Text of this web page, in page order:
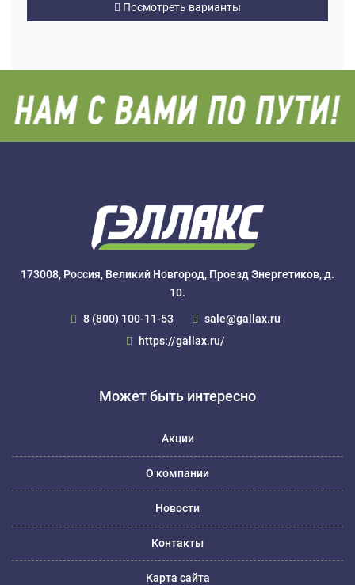
Посмотреть варианты
173008, Россия, Великий Новгород, Проезд Энергетиков, д.
10.
8 (800) 100-11-53
sale@gallax.ru
https://gallax.ru/
Может быть интересно
Акции
О компании
Новости
Контакты
Карта сайта